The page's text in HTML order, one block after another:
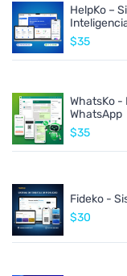
HelpKo –
$35
WhatsKo -
WhatsApp
$35
Fideko -
$30